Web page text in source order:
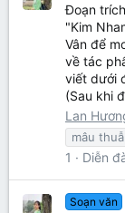
Đoạn
"Kim
Vân để
về tác
viết dưới
(Sau khi
Lan
mâu
1
Diễn
Soạn văn